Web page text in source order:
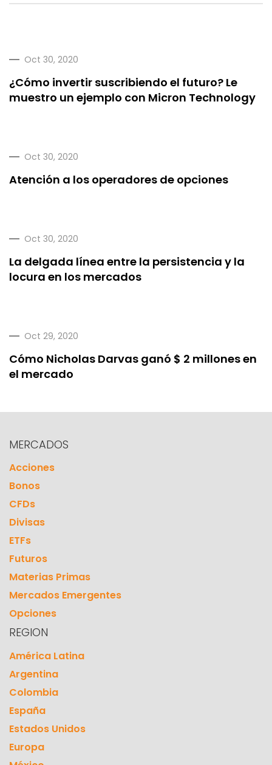
Oct 30, 2020
¿Cómo invertir suscribiendo el futuro? Le
muestro un ejemplo con Micron Technology
Oct 30, 2020
Atención a los operadores de opciones
Oct 30, 2020
La delgada línea entre la persistencia y la
locura en los mercados
Oct 29, 2020
Cómo Nicholas Darvas ganó $ 2 millones en
el mercado
MERCADOS
Acciones
Bonos
CFDs
Divisas
ETFs
Futuros
Materias Primas
Mercados Emergentes
Opciones
REGION
América Latina
Argentina
Colombia
España
Estados Unidos
Europa